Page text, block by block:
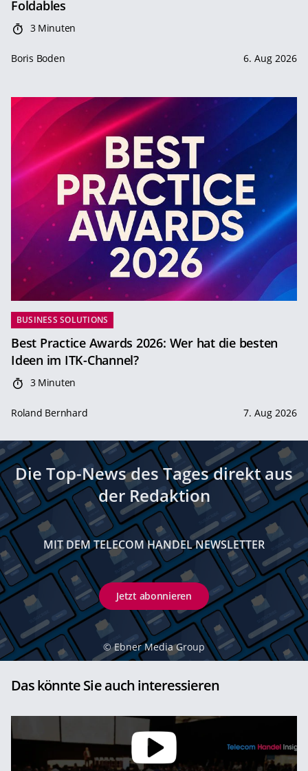
Foldables
3 Minuten
Boris Boden 6. Aug 2026
BUSINESS SOLUTIONS
Best Practice Awards 2026: Wer hat die besten
Ideen im ITK-Channel?
3 Minuten
Roland Bernhard 7. Aug 2026
Die Top-News des Tages direkt aus
der Redaktion
MIT DEM TELECOM HANDEL NEWSLETTER
Jetzt abonnieren
© Ebner Media Group
Das könnte Sie auch interessieren